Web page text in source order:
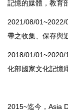
記憶的媒體， 教育
2021/08/01~2022/
帶之收集、保存與
2018/01/01~2020/
化部國家文化記憶
2015~迄今，Asia